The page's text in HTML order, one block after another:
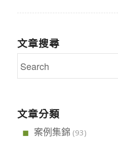
文章搜尋
文章分類
案例集錦 (93)